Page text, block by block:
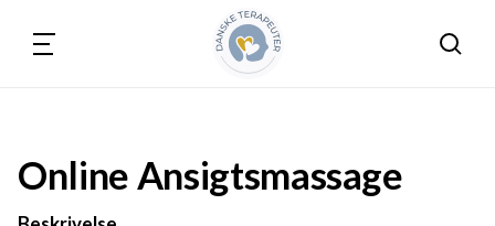
Søg
Online Ansigtsmassage